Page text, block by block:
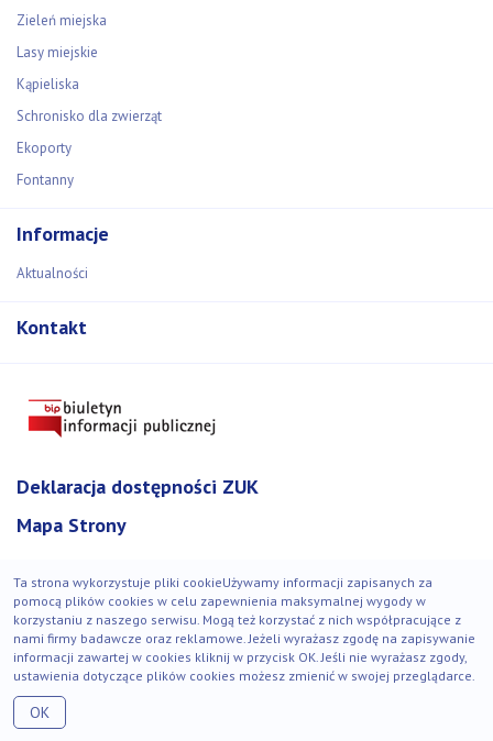
Zieleń miejska
Lasy miejskie
Kąpieliska
Schronisko dla zwierząt
Ekoporty
Fontanny
Informacje
Aktualności
Kontakt
Ta strona wykorzystuje pliki cookieUżywamy informacji zapisanych za
pomocą plików cookies w celu zapewnienia maksymalnej wygody w
korzystaniu z naszego serwisu. Mogą też korzystać z nich współpracujące z
nami firmy badawcze oraz reklamowe. Jeżeli wyrażasz zgodę na zapisywanie
informacji zawartej w cookies kliknij w przycisk OK. Jeśli nie wyrażasz zgody,
ustawienia dotyczące plików cookies możesz zmienić w swojej przeglądarce.
OK
Deklaracja dostępności ZUK
Mapa Strony
© Zakład Usług Komunalnych 2018-2021. Wszystkie prawa
zastrzeżone.
Strona zgodna z WCAG 2.1